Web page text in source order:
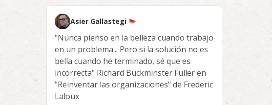
Asier Gallastegi
"Nunca pienso en la belleza cuando trabajo
en un problema... Pero si la solución no es
bella cuando he terminado, sé que es
incorrecta" Richard Buckminster Fuller en
"Reinventar las organizaciones" de Frederic
Laloux